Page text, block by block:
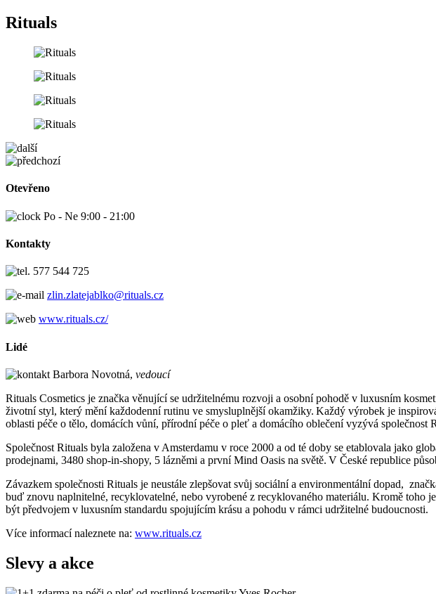
Rituals
Otevřeno
Po - Ne 9:00 - 21:00
Kontakty
577 544 725
zlin.zlatejablko@rituals.cz
www.rituals.cz/
Lidé
Barbora Novotná, vedoucí
Rituals Cosmetics je značka věnující se udržitelnému rozvoji a osobní pohodě v luxusním
životní styl, který mění každodenní rutinu ve smysluplnější okamžiky. Každý výrobek je
oblasti péče o tělo, domácích vůní, přírodní péče o pleť a domácího oblečení vyzývá
Společnost Rituals byla založena v Amsterdamu v roce 2000 a od té doby se etablovala jako
prodejnami, 3480 shop-in-shopy, 5 lázněmi a první Mind Oasis na světě. V České republice
Závazkem společnosti Rituals je neustále zlepšovat svůj sociální a environmentální dopad,
buď znovu naplnitelné, recyklovatelné, nebo vyrobené z recyklovaného materiálu. Kromě
být předvojem v luxusním standardu spojujícím krásu a pohodu v rámci udržitelné budoucnosti.
Více informací naleznete na: www.rituals.cz
Slevy a akce